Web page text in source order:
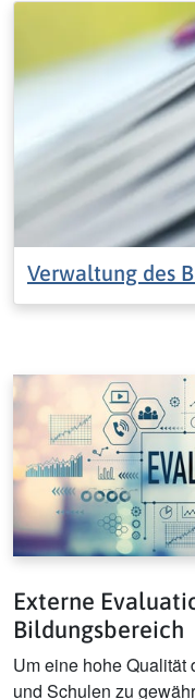
Verwaltung des
Externe
Bildungsbereich
Um eine hohe
und Schulen zu